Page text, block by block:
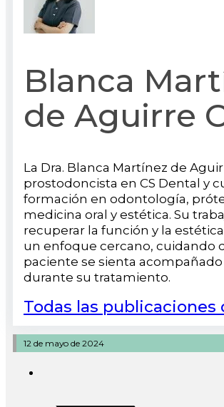
Blanca
de Aguirre
La Dra. Blanca Martínez de
prostodoncista en CS Dental y
formación en odontología,
medicina oral y estética. Su
recuperar la función y la
un enfoque cercano, cuidando
paciente se sienta acompañado
durante su tratamiento.
Todas las publicaciones
12 de mayo de 2024